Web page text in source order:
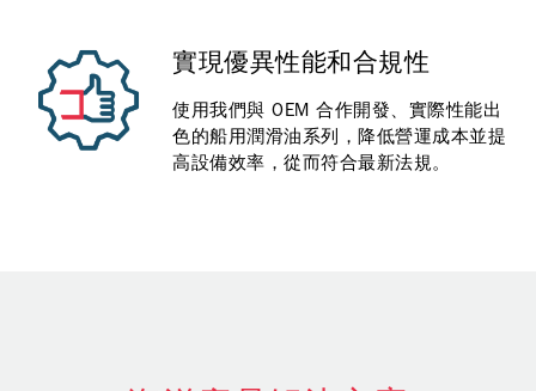
實現優異性能和合規性
使用我們與 OEM 合作開發、實際性能出
色的船用潤滑油系列，降低營運成本並提
高設備效率，從而符合最新法規。